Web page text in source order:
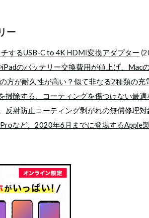
ー
するUSB-C to 4K HDMI変換アダプター
のバッテリー交換費用が値上げ、Mac
方が耐久性が高い？似て非なる2種類の充
掃除する、コーティングを傷つけない最適
反射防止コーティング剥がれの無償修理対
など、2020年6月までに登場するApple